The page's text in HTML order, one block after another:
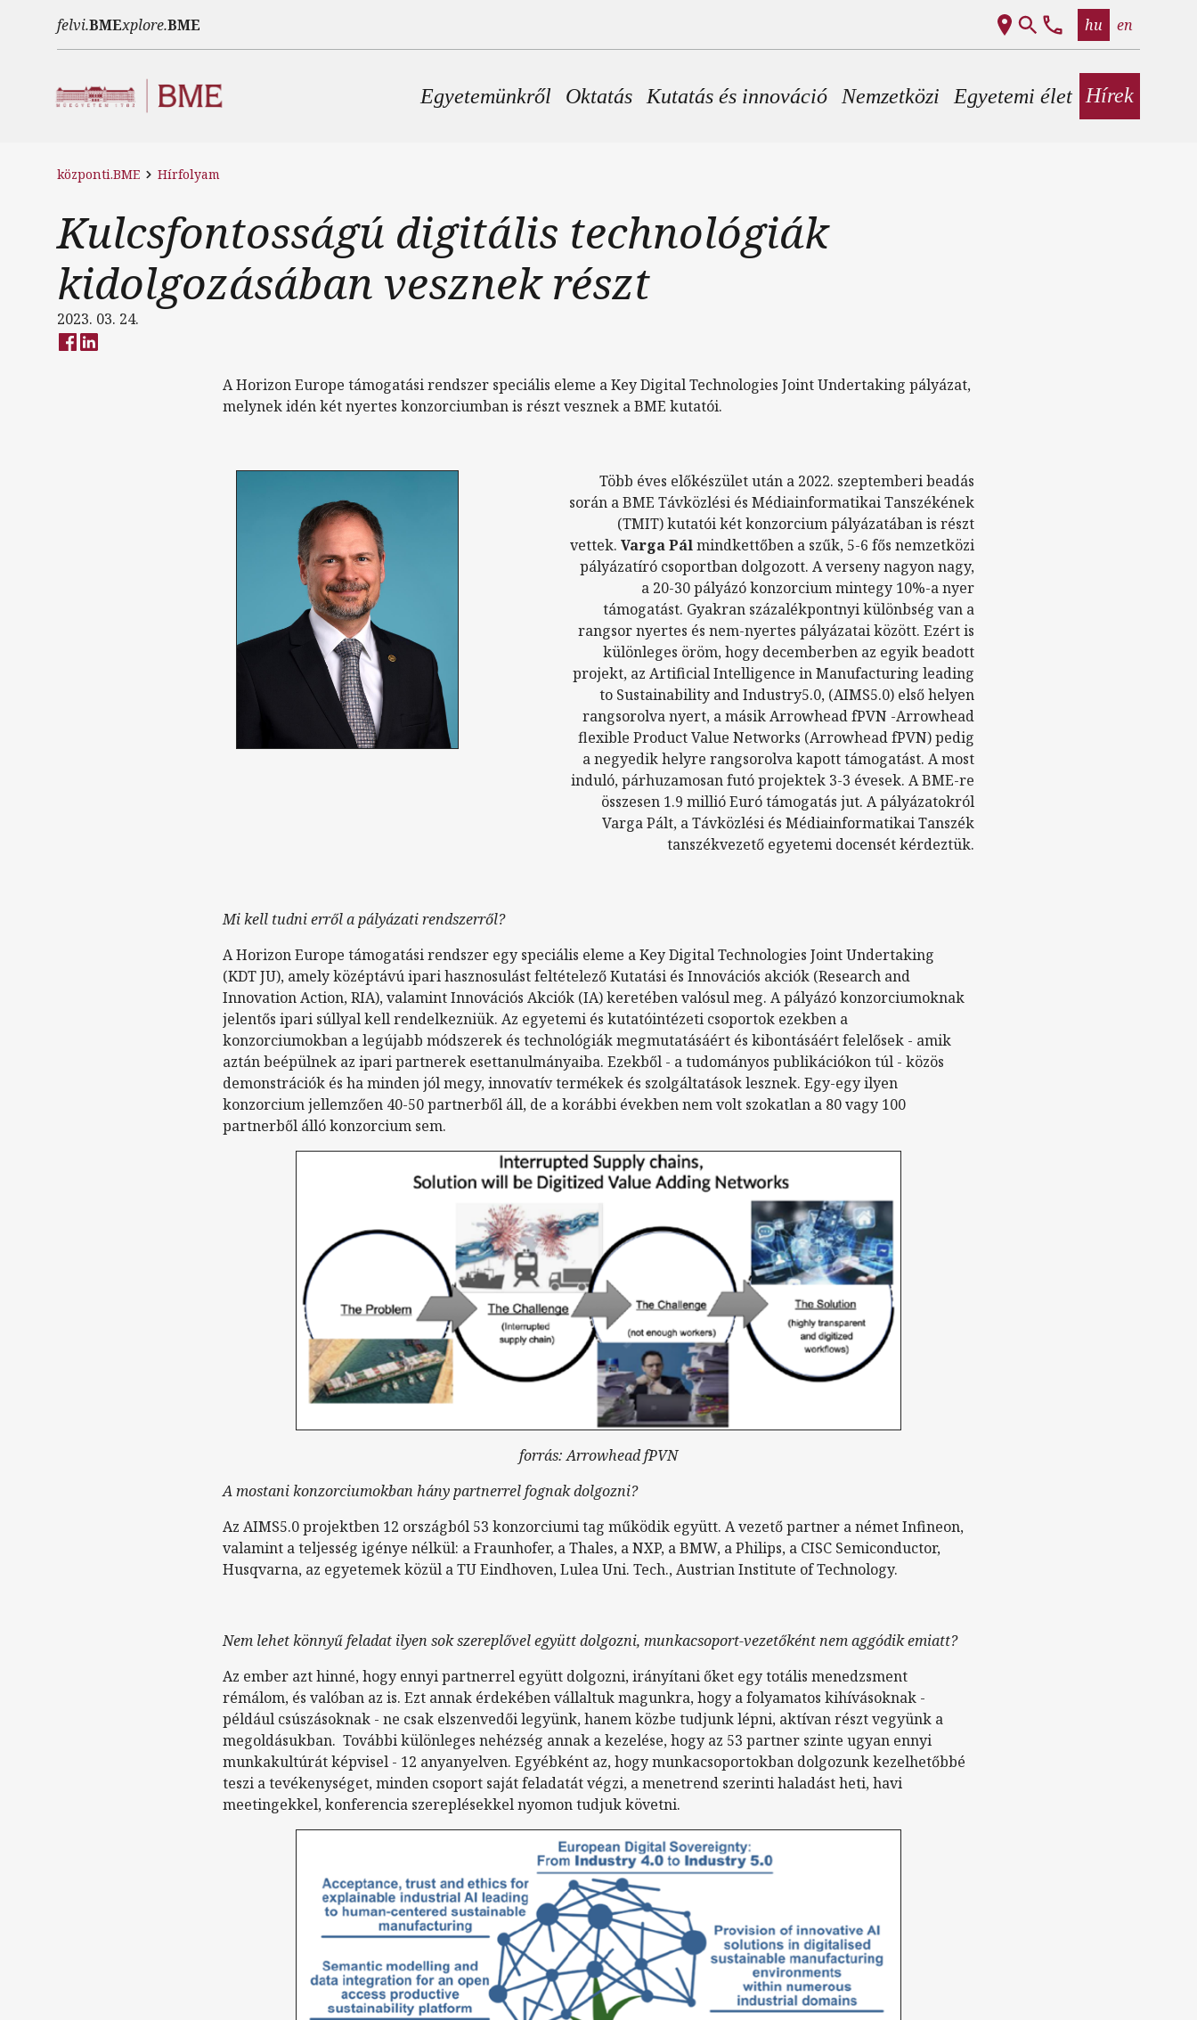
felvi.BMExplore.BME hu en
Fő navigáció
Egyetemünkről Oktatás Kutatás és innováció Nemzetközi Egyetemi élet Hírek
központi.BME Hírfolyam
Kulcsfontosságú digitális technológiák
kidolgozásában vesznek részt
2023. 03. 24.
A Horizon Europe támogatási rendszer speciális eleme a Key Digital Technologies Joint Undertaking pályázat,
melynek idén két nyertes konzorciumban is részt vesznek a BME kutatói.
Több éves előkészület után a 2022. szeptemberi beadás
során a BME Távközlési és Médiainformatikai Tanszékének
(TMIT) kutatói két konzorcium pályázatában is részt
vettek. Varga Pálmindkettőben a szűk, 5-6 fős nemzetközi
pályázatíró csoportban dolgozott. A verseny nagyon nagy,
a 20-30 pályázó konzorcium mintegy 10%-a nyer
támogatást. Gyakran százalékpontnyi különbség van a
rangsor nyertes és nem-nyertes pályázatai között. Ezért is
különleges öröm, hogy decemberben az egyik beadott
projekt, az Artificial Intelligence in Manufacturing leading
to Sustainability and Industry5.0, (AIMS5.0) első helyen
rangsorolva nyert, a másik Arrowhead fPVN -Arrowhead
flexible Product Value Networks (Arrowhead fPVN) pedig
a negyedik helyre rangsorolva kapott támogatást. A most
induló, párhuzamosan futó projektek 3-3 évesek. A BME-re
összesen 1.9 millió Euró támogatás jut. A pályázatokról
Varga Pált, a Távközlési és Médiainformatikai Tanszék
tanszékvezető egyetemi docensét kérdeztük.
Mi kell tudni erről a pályázati rendszerről?
A Horizon Europe támogatási rendszer egy speciális eleme a Key Digital Technologies Joint Undertaking
(KDT JU), amely középtávú ipari hasznosulást feltételező Kutatási és Innovációs akciók (Research and
Innovation Action, RIA), valamint Innovációs Akciók (IA) keretében valósul meg. A pályázó konzorciumoknak
jelentős ipari súllyal kell rendelkezniük. Az egyetemi és kutatóintézeti csoportok ezekben a
konzorciumokban a legújabb módszerek és technológiák megmutatásáért és kibontásáért felelősek - amik
aztán beépülnek az ipari partnerek esettanulmányaiba. Ezekből - a tudományos publikációkon túl - közös
demonstrációk és ha minden jól megy, innovatív termékek és szolgáltatások lesznek. Egy-egy ilyen
konzorcium jellemzően 40-50 partnerből áll, de a korábbi években nem volt szokatlan a 80 vagy 100
partnerből álló konzorcium sem.
forrás: Arrowhead fPVN
A mostani konzorciumokban hány partnerrel fognak dolgozni?
Az AIMS5.0 projektben 12 országból 53 konzorciumi tag működik együtt. A vezető partner a német Infineon,
valamint a teljesség igénye nélkül: a Fraunhofer, a Thales, a NXP, a BMW, a Philips, a CISC Semiconductor,
Husqvarna, az egyetemek közül a TU Eindhoven, Lulea Uni. Tech., Austrian Institute of Technology.
Nem lehet könnyű feladat ilyen sok szereplővel együtt dolgozni, munkacsoport-vezetőként nem aggódik emiatt?
Az ember azt hinné, hogy ennyi partnerrel együtt dolgozni, irányítani őket egy totális menedzsment
rémálom, és valóban az is. Ezt annak érdekében vállaltuk magunkra, hogy a folyamatos kihívásoknak -
például csúszásoknak - ne csak elszenvedői legyünk, hanem közbe tudjunk lépni, aktívan részt vegyünk a
megoldásukban. További különleges nehézség annak a kezelése, hogy az 53 partner szinte ugyan ennyi
munkakultúrát képvisel - 12 anyanyelven. Egyébként az, hogy munkacsoportokban dolgozunk kezelhetőbbé
teszi a tevékenységet, minden csoport saját feladatát végzi, a menetrend szerinti haladást heti, havi
meetingekkel, konferencia szereplésekkel nyomon tudjuk követni.